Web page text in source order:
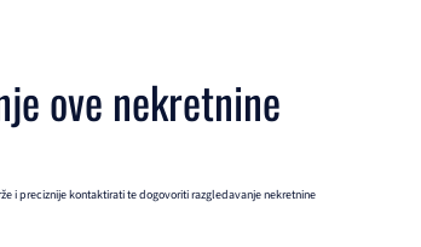
ove nekretnine
i preciznije kontaktirati te dogovoriti razgledavanje nekretnine